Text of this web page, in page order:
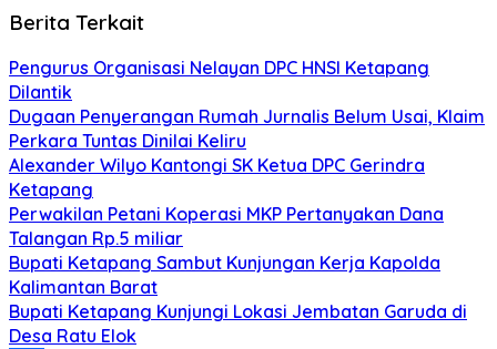
Berita Terkait
Pengurus Organisasi Nelayan DPC HNSI Ketapang
Dilantik
Dugaan Penyerangan Rumah Jurnalis Belum Usai, Klaim
Perkara Tuntas Dinilai Keliru
Alexander Wilyo Kantongi SK Ketua DPC Gerindra
Ketapang
Perwakilan Petani Koperasi MKP Pertanyakan Dana
Talangan Rp.5 miliar
Bupati Ketapang Sambut Kunjungan Kerja Kapolda
Kalimantan Barat
Bupati Ketapang Kunjungi Lokasi Jembatan Garuda di
Desa Ratu Elok